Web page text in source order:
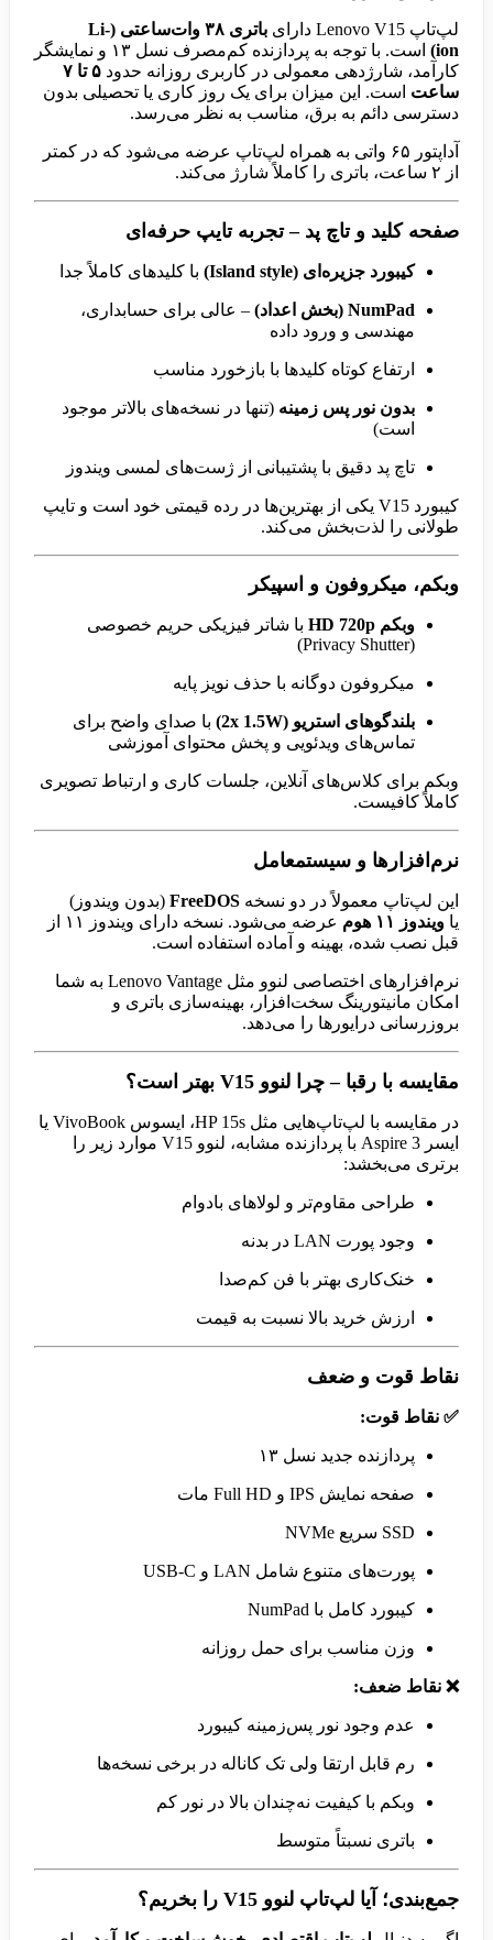
لپ‌تاپ Lenovo V15 دارای
باتری ۳۸ وات‌ساعتی (Li-
ion)
است. با توجه به پردازنده کم‌مصرف نسل ۱۳ و نمایشگر
کارآمد، شارژدهی معمولی در کاربری روزانه حدود
۵ تا ۷
ساعت است. این میزان برای یک روز کاری یا تحصیلی بدون
دسترسی دائم به برق، مناسب به نظر می‌رسد.
آداپتور ۶۵ واتی به همراه لپ‌تاپ عرضه می‌شود که در کمتر
از ۲ ساعت، باتری را کاملاً شارژ می‌کند.
صفحه کلید و تاچ پد – تجربه تایپ حرفه‌ای
کیبورد جزیره‌ای (Island style) با کلیدهای کاملاً جدا
NumPad (بخش اعداد)
– عالی برای حسابداری،
مهندسی و ورود داده
ارتفاع کوتاه کلیدها با بازخورد مناسب
بدون نور پس زمینه (تنها در نسخه‌های بالاتر موجود
است)
تاچ پد دقیق با پشتیبانی از ژست‌های لمسی ویندوز
کیبورد V15 یکی از بهترین‌ها در رده قیمتی خود است و تایپ
طولانی را لذت‌بخش می‌کند.
وبکم، میکروفون و اسپیکر
وبکم HD 720p
با شاتر فیزیکی حریم خصوصی
(Privacy Shutter)
میکروفون دوگانه با حذف نویز پایه
بلندگوهای استریو (2x 1.5W)
با صدای واضح برای
تماس‌های ویدئویی و پخش محتوای آموزشی
وبکم برای کلاس‌های آنلاین، جلسات کاری و ارتباط تصویری
کاملاً کافیست.
نرم‌افزارها و سیستمعامل
این لپ‌تاپ معمولاً در دو نسخه FreeDOS (بدون ویندوز)
یا ویندوز ۱۱ هوم
عرضه می‌شود. نسخه دارای ویندوز ۱۱ از
قبل نصب شده، بهینه و آماده استفاده است.
نرم‌افزارهای اختصاصی لنوو مثل Lenovo Vantage به شما
امکان مانیتورینگ سخت‌افزار، بهینه‌سازی باتری و
بروزرسانی درایورها را می‌دهد.
مقایسه با رقبا – چرا لنوو V15 بهتر است؟
در مقایسه با لپ‌تاپ‌هایی مثل HP 15s، ایسوس VivoBook یا
ایسر Aspire 3 با پردازنده مشابه، لنوو V15 موارد زیر را
برتری می‌بخشد:
طراحی مقاوم‌تر و لولاهای بادوام
وجود پورت LAN در بدنه
خنک‌کاری بهتر با فن کم‌صدا
ارزش خرید بالا نسبت به قیمت
نقاط قوت و ضعف
✅ نقاط قوت:
پردازنده جدید نسل ۱۳
صفحه نمایش IPS و Full HD مات
SSD سریع NVMe
پورت‌های متنوع شامل LAN و USB-C
کیبورد کامل با NumPad
وزن مناسب برای حمل روزانه
❌ نقاط ضعف:
عدم وجود نور پس‌زمینه کیبورد
رم قابل ارتقا ولی تک کاناله در برخی نسخه‌ها
وبکم با کیفیت نه‌چندان بالا در نور کم
باتری نسبتاً متوسط
جمع‌بندی؛ آیا لپ‌تاپ لنوو V15 را بخریم؟